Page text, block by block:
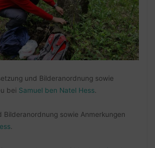
und Bilderanordnung sowie
bei Samuel ben Natel Hess
Bilderanordnung sowie Anmerkungen